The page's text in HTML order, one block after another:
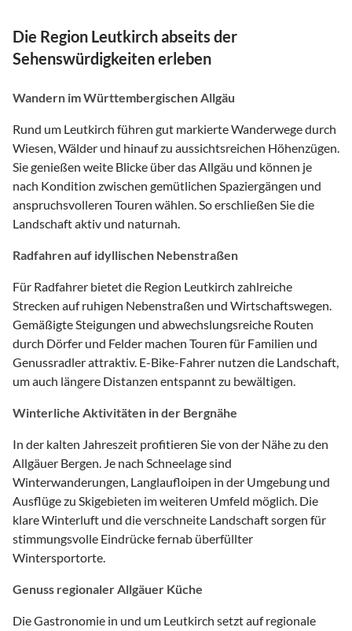
Die Region Leutkirch abseits der
Sehenswürdigkeiten erleben
Wandern im Württembergischen Allgäu
Rund um Leutkirch führen gut markierte Wanderwege durch
Wiesen, Wälder und hinauf zu aussichtsreichen Höhenzügen.
Sie genießen weite Blicke über das Allgäu und können je
nach Kondition zwischen gemütlichen Spaziergängen und
anspruchsvolleren Touren wählen. So erschließen Sie die
Landschaft aktiv und naturnah.
Radfahren auf idyllischen Nebenstraßen
Für Radfahrer bietet die Region Leutkirch zahlreiche
Strecken auf ruhigen Nebenstraßen und Wirtschaftswegen.
Gemäßigte Steigungen und abwechslungsreiche Routen
durch Dörfer und Felder machen Touren für Familien und
Genussradler attraktiv. E-Bike-Fahrer nutzen die Landschaft,
um auch längere Distanzen entspannt zu bewältigen.
Winterliche Aktivitäten in der Bergnähe
In der kalten Jahreszeit profitieren Sie von der Nähe zu den
Allgäuer Bergen. Je nach Schneelage sind
Winterwanderungen, Langlaufloipen in der Umgebung und
Ausflüge zu Skigebieten im weiteren Umfeld möglich. Die
klare Winterluft und die verschneite Landschaft sorgen für
stimmungsvolle Eindrücke fernab überfüllter
Wintersportorte.
Genuss regionaler Allgäuer Küche
Die Gastronomie in und um Leutkirch setzt auf regionale